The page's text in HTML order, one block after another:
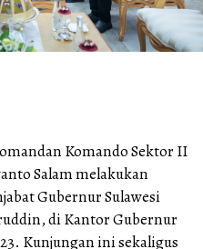
Komando Sektor II
Salam melakukan
Gubernur Sulawesi
di Kantor Gubernur
Kunjungan ini sekaligus